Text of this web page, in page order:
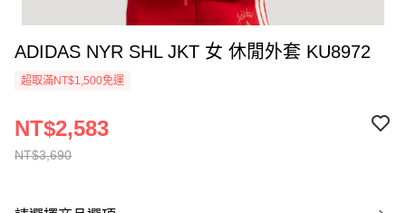
ADIDAS NYR SHL JKT 女 休閒外套 KU8972
超取滿NT$1,500免運
NT$3,690
NT$2,583